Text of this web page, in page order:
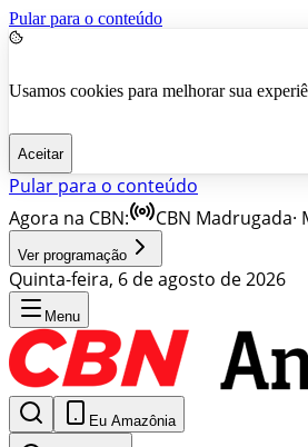
Pular para o conteúdo
Usamos cookies para melhorar sua
Aceitar
Pular para o conteúdo
Agora na CBN:
CBN Madrugada·
Ver programação
Quinta-feira, 6 de agosto de 2026
Menu
Eu Amazônia